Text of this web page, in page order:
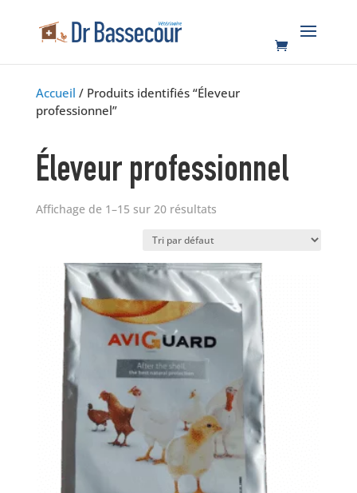
Accueil / Produits identifiés “Éleveur
professionnel”
Éleveur professionnel
Affichage de 1–15 sur 20 résultats